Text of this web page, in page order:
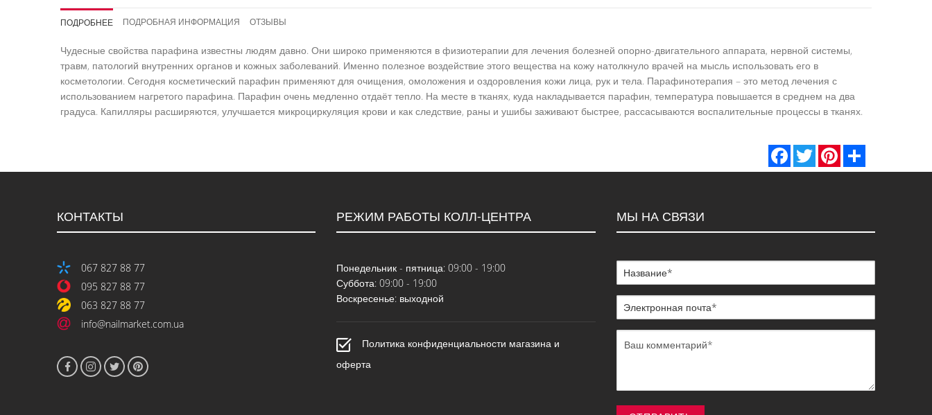
началу
галереи
изображений
ПОДРОБНЕЕ
Чудесные свойства парафина известны людям давно. Они широко применяются в физиотерапии для лечения болезней опорно-двигательного аппарата, нервной системы,
травм, патологий внутренних органов и кожных заболеваний. Именно полезное воздействие этого вещества на кожу натолкнуло врачей на мысль использовать его в
косметологии. Сегодня косметический парафин применяют для очищения, омоложения и оздоровления кожи лица, рук и тела. Парафинотерапия – это метод лечения с
использованием нагретого парафина. Парафин очень медленно отдаёт тепло. На месте в тканях, куда накладывается парафин, температура повышается в среднем на два
градуса. Капилляры расширяются, улучшается микроциркуляция крови и как следствие, раны и ушибы заживают быстрее, рассасываются воспалительные процессы в тканях.
ПОДРОБНАЯ ИНФОРМАЦИЯ ОТЗЫВЫ
Facebook
Twitter Pinterest
КОНТАКТЫ
067 827 88 77
095 827 88 77
063 827 88 77
info@nailmarket.com.ua
РЕЖИМ РАБОТЫ КОЛЛ-ЦЕНТРА
Понедельник - пятница: 09:00 - 19:00
Суббота: 09:00 - 19:00
Воскресенье: выходной
Политика конфиденциальности магазина и
оферта
МЫ НА СВЯЗИ